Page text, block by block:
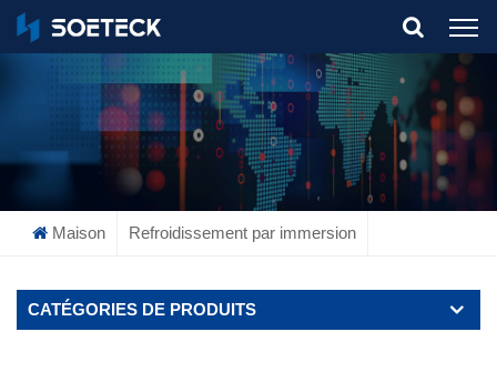
What Are You Looking For?
Maison Refroidissement par immersion
CATÉGORIES DE PRODUITS